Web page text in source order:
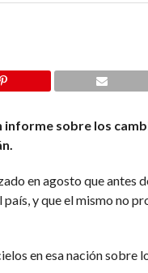
sobre los
en agosto que antes
y que el mismo no
en esa nación sobre